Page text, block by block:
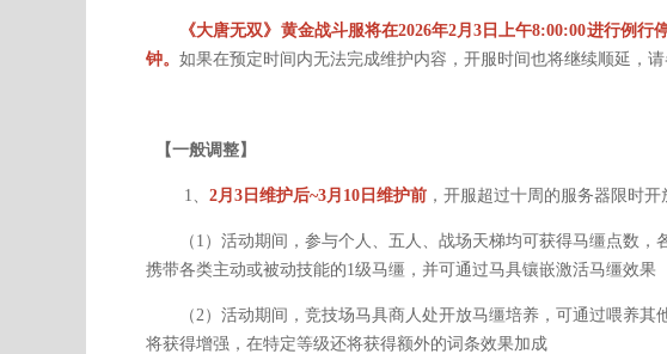
《大唐无双》黄金战斗服将在2026年2月3日上午8:00:00进行例
钟。 如果在预定时间内无法完成维护内容，开服时间也将继续顺延，
【一般调整】
1、 2月3日维护后~3月10日维护前 ，开服超过十周的服务器限时开
（1）活动期间，参与个人、五人、战场天梯均可获得马缰点数，
携带各类主动或被动技能的1级马缰，并可通过马具镶嵌激活马缰效果
（2）活动期间，竞技场马具商人处开放马缰培养，可通过喂养其
将获得增强，在特定等级还将获得额外的词条效果加成